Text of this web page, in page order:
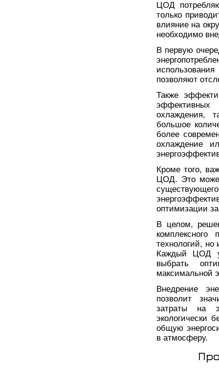
ЦОД
только
влияние на
необходимо
В первую
позволяют
Также
охлаждения,
большое
более
охлаждение
Кроме того,
ЦОД. Это
оптимизации
В целом,
технологий, но
Каждый ЦОД
выбрать
максимальной
Внедрение
позволит
затраты на
экологически
общую
в атмосферу.